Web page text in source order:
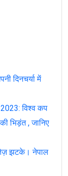
दिनचर्या में
विश्व कप
भिड़ंत , जानिए
झटके। नेपाल